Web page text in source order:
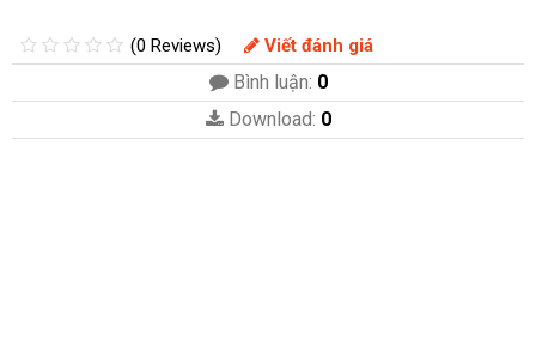
(0 Reviews) Viết đánh giá
Bình luận: 0
Download: 0